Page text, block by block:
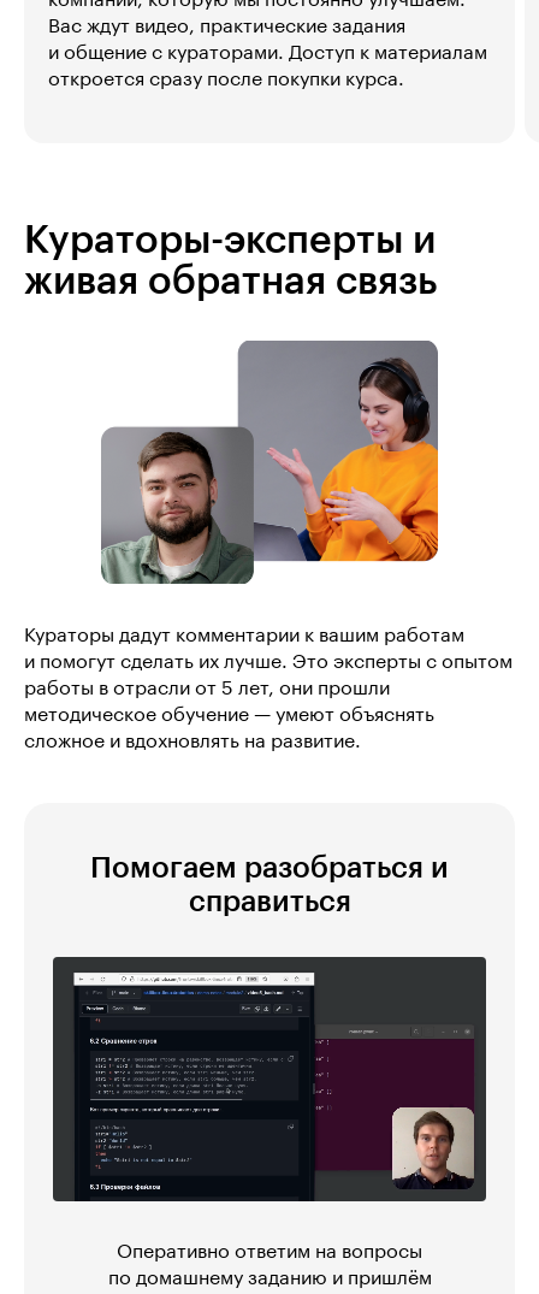
Вас ждут видео, практические задания
и общение с кураторами. Доступ к материалам
откроется сразу после покупки курса.
Кураторы-эксперты и
живая обратная связь
Кураторы дадут комментарии к вашим работам
и помогут сделать их лучше. Это эксперты с опытом
работы в отрасли от 5 лет, они прошли
методическое обучение — умеют объяснять
сложное и вдохновлять на развитие.
Помогаем разобраться и
справиться
Оперативно ответим на вопросы
по домашнему заданию и пришлём